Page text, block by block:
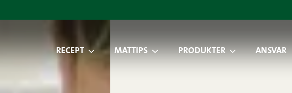
RECEPT MATTIPS PRODUKTER ANSVAR